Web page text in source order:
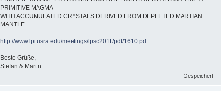
PRIMITIVE MAGMA
WITH ACCUMULATED CRYSTALS DERIVED FROM DEPLETED MARTIAN
MANTLE.
http://www.lpi.usra.edu/meetings/lpsc2011/pdf/1610.pdf
Beste Grüße,
Stefan & Martin
Gespeichert